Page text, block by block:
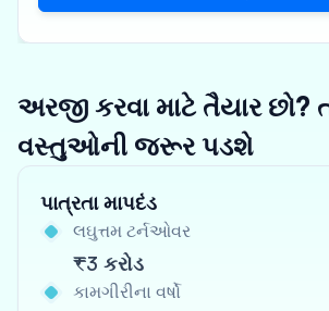
અરજી કરવા માટે તૈયાર
વસ્તુઓની જરૂર પડશે
પાત્રતા માપદંડ
લઘુત્તમ ટર્નઓવર
₹3 કરોડ
કામગીરીના વર્ષો